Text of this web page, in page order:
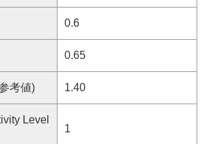
0.6
0.65
考値) 1.40
Level
1